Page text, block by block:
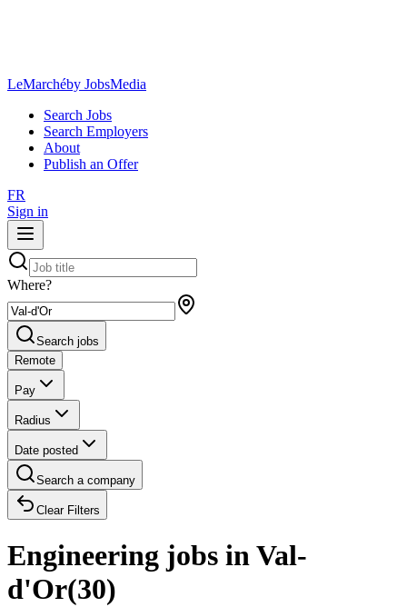
LeMarchéby JobsMedia
Search Jobs
Search Employers
About
Publish an Offer
FR
Sign in
Where?
Search jobs
Remote
Pay
Radius
Date posted
Search a company
Clear Filters
Engineering jobs in Val-
d'Or(30)